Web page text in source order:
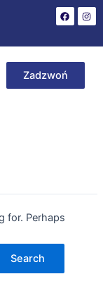
Zadzwoń
for. Perhaps